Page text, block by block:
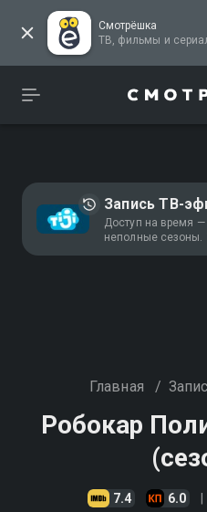
Смотрёшка
ТВ, фильмы и
Запись ТВ-
Доступ на время
неполные сезоны.
Главная /
Робокар
7.4 6.0